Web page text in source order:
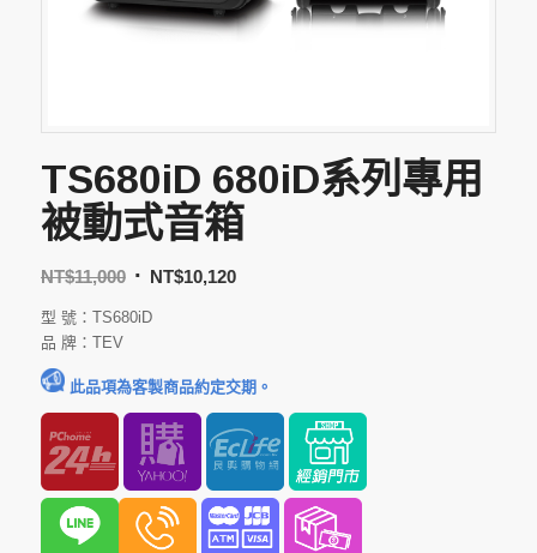
TS680iD 680iD系列專用
被動式音箱
NT$11,000 NT$10,120
型 號：TS680iD
品 牌：TEV
此品項為客製商品約定交期。